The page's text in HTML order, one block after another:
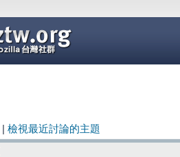
檢視最近討論的主題